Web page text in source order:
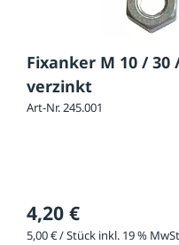
Fixanker M 10 / 30
verzinkt
Art-Nr. 245.001
4,20 €
5,00 € / Stück inkl. 19 %